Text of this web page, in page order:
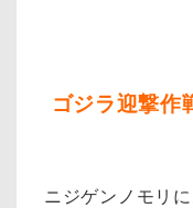
ゴジラ迎撃作
ニジゲンノモリ